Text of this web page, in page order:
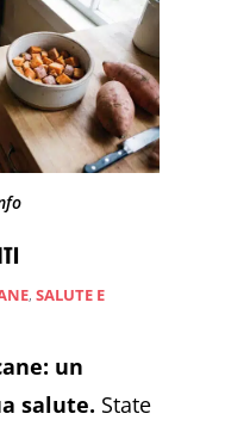
,SALUTE E
un
salute. State